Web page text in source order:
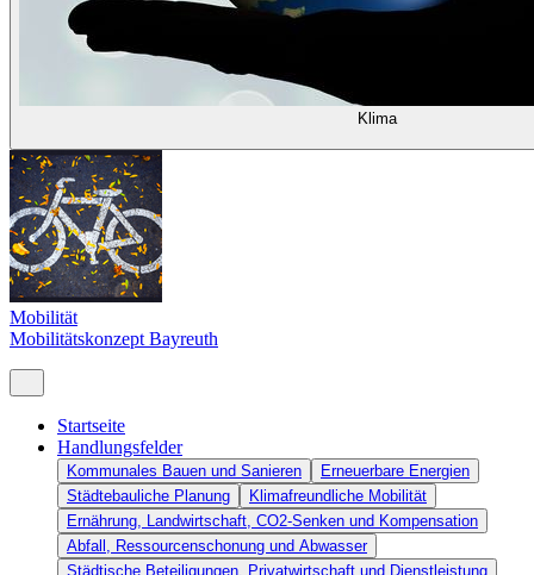
Klima
Mobilität
Mobilitätskonzept Bayreuth
Startseite
Handlungsfelder
Kommunales Bauen und Sanieren
Erneuerbare Energien
Städtebauliche Planung
Klimafreundliche Mobilität
Ernährung, Landwirtschaft, CO2-Senken und Kompensation
Abfall, Ressourcenschonung und Abwasser
Städtische Beteiligungen, Privatwirtschaft und Dienstleistung